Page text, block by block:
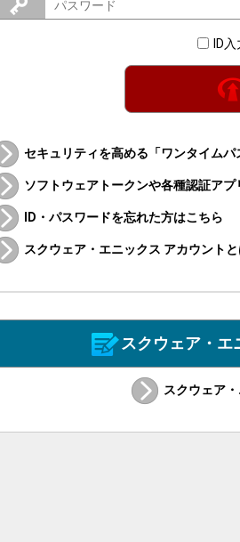
ID
セキュリティを高める「ワンタイム
ソフトウェアトークンや各種認証ア
ID・パスワードを忘れた方はこちら
スクウェア・エニックス アカウントと
スクウェア・エ
スクウェア